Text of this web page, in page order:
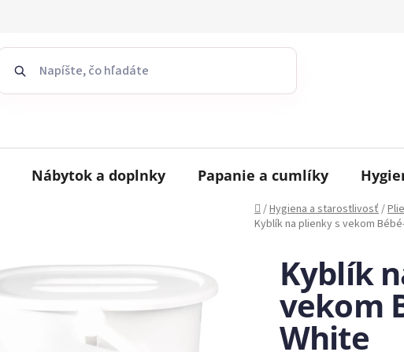
Nábytok a doplnky Papanie a cumlíky
Domov
/Hygiena a starostlivosť/
Kyblík na plienky s vekom
Kyblík
vekom
White